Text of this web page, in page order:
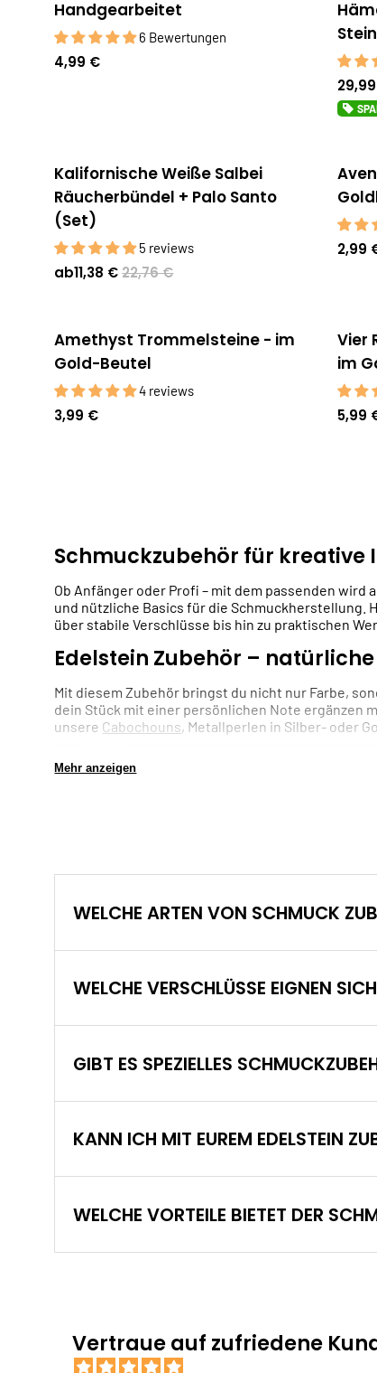
Handgearbeitet
6 Bewertungen
4,99 €
Kalifornische Weiße Salbei
Räucherbündel + Palo Santo
(Set)
5 reviews
ab 22,76 €
11,38 €
2,99
Amethyst Trommelsteine - im
Gold-Beutel
4 reviews
3,99 €
Vier
im
5,99
Schmuckzubehör für kreative
Ob Anfänger oder Profi – mit dem passenden
und nützliche Basics für die Schmuckherstellung.
über stabile Verschlüsse bis hin zu praktischen
Edelstein Zubehör –
Mit diesem Zubehör bringst du nicht nur Farbe,
dein Stück mit einer persönlichen Note ergänzen
unsere Cabochouns, Metallperlen in Silber- oder
Mehr anzeigen
WELCHE ARTEN VON SCHMUCK
WELCHE VERSCHLÜSSE EIGNEN
GIBT ES SPEZIELLES
KANN ICH MIT EUREM EDELSTEIN
WELCHE VORTEILE BIETET DER
Vertraue auf zufriedene